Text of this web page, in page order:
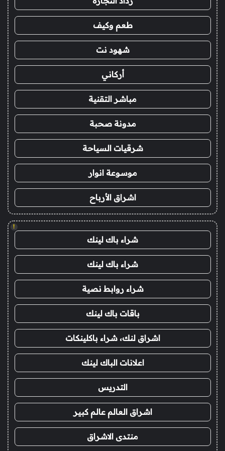
طعم وكيف
شهود نت
أركاني
مباشر التقنية
مدونة صحبة
شرقيات السياحة
موسوعة انوار
اشراق الأرباح
!
شراء باك لينك
شراء باك لينك
شراء روابط نصية
باقات باك لينك
اشراق لنك، شراء باكلينكات
اعلانات الباك لينك
التدريس
اشراق العالم عالم كبير
منتدى الاشراق